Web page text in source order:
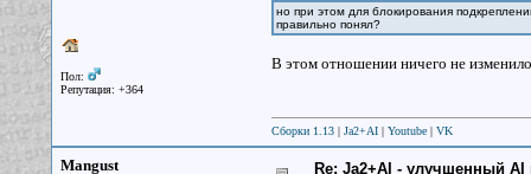
Пол:
Репутация: +364
но при этом для блокирования
правильно понял?
В этом отношении ничего не
Сборки 1.13| Ja2+AI| Youtube| VK
Mangust Re: Ja2+AI - улучшенный AI